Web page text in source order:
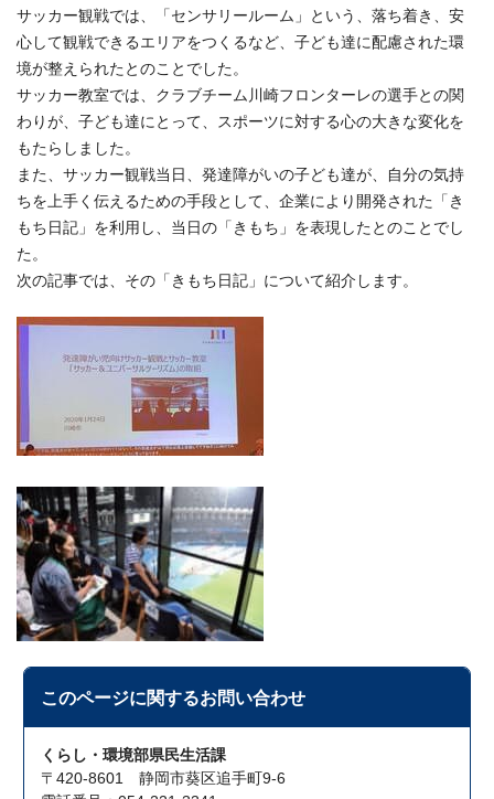
サッカー観戦では、「センサリールーム」という、落ち着き、安
心して観戦できるエリアをつくるなど、子ども達に配慮された環
境が整えられたとのことでした。
サッカー教室では、クラブチーム川崎フロンターレの選手との関
わりが、子ども達にとって、スポーツに対する心の大きな変化を
もたらしました。
また、サッカー観戦当日、発達障がいの子ども達が、自分の気持
ちを上手く伝えるための手段として、企業により開発された「き
もち日記」を利用し、当日の「きもち」を表現したとのことでし
た。
次の記事では、その「きもち日記」について紹介します。
このページに関するお問い合わせ
くらし・環境部県民生活課
〒420-8601 静岡市葵区追手町9-6